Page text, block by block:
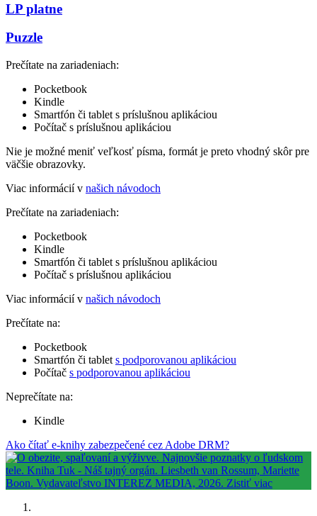
LP platne
Puzzle
Prečítate na zariadeniach:
Pocketbook
Kindle
Smartfón či tablet s príslušnou aplikáciou
Počítač s príslušnou aplikáciou
Nie je možné meniť veľkosť písma, formát je preto vhodný skôr pre
väčšie obrazovky.
Viac informácií v našich návodoch
Prečítate na zariadeniach:
Pocketbook
Kindle
Smartfón či tablet s príslušnou aplikáciou
Počítač s príslušnou aplikáciou
Viac informácií v našich návodoch
Prečítate na:
Pocketbook
Smartfón či tablet s podporovanou aplikáciou
Počítač s podporovanou aplikáciou
Neprečítate na:
Kindle
Ako čítať e-knihy zabezpečené cez Adobe DRM?